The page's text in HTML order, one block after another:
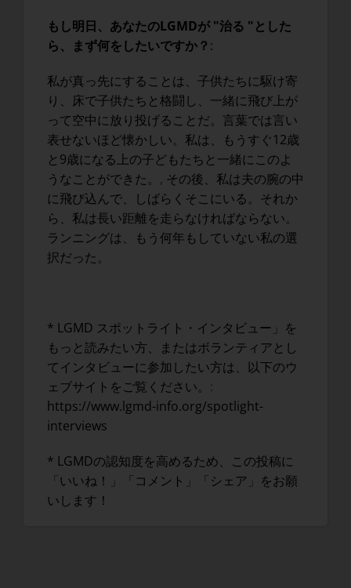
もし明日、あなたのLGMDが "治る "とした
ら、まず何をしたいですか？ :
私が真っ先にすることは、子供たちに駆け寄
り、床で子供たちと格闘し、一緒に飛び上が
って空中に放り投げることだ。言葉では言い
表せないほど懐かしい。私は、もうすぐ12歳
と9歳になる上の子どもたちと一緒にこのよ
うなことができた。 , その後、私は夫の腕の中
に飛び込んで、しばらくそこにいる。それか
ら、私は長い距離を走らなければならない。
ランニングは、もう何年もしていない私の選
択だった。
* LGMD スポットライト・インタビュー」を
もっと読みたい方、またはボランティアとし
てインタビューに参加したい方は、以下のウ
ェブサイトをご覧ください。 :
https://www.lgmd-info.org/spotlight-
interviews
* LGMDの認知度を高めるため、この投稿に
「いいね！」「コメント」「シェア」をお願
いします！